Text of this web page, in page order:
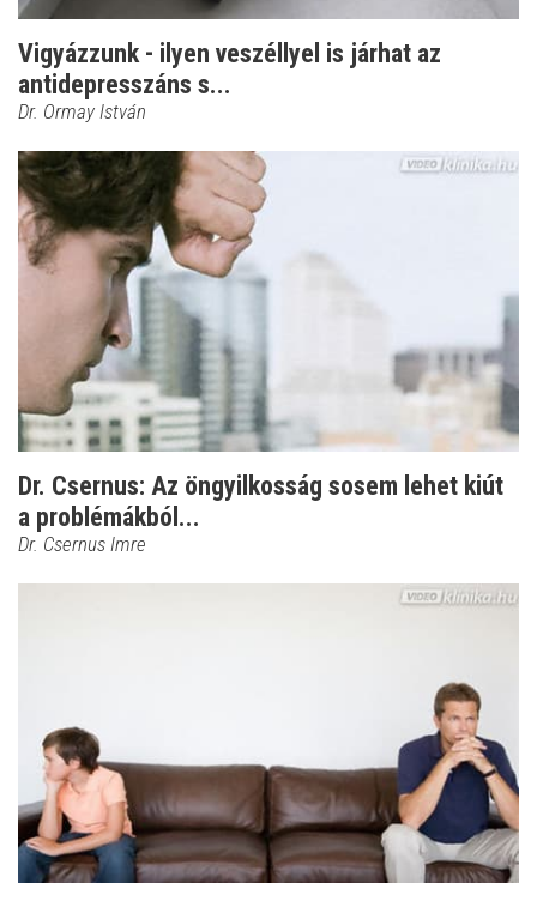
Vigyázzunk - ilyen veszéllyel is járhat az
antidepresszáns s...
Dr. Ormay István
Dr. Csernus: Az öngyilkosság sosem lehet kiút
a problémákból...
Dr. Csernus Imre